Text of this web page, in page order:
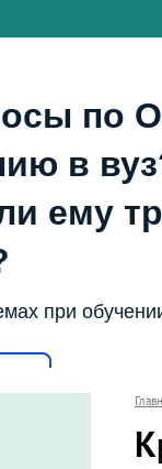
по
в
ему
при